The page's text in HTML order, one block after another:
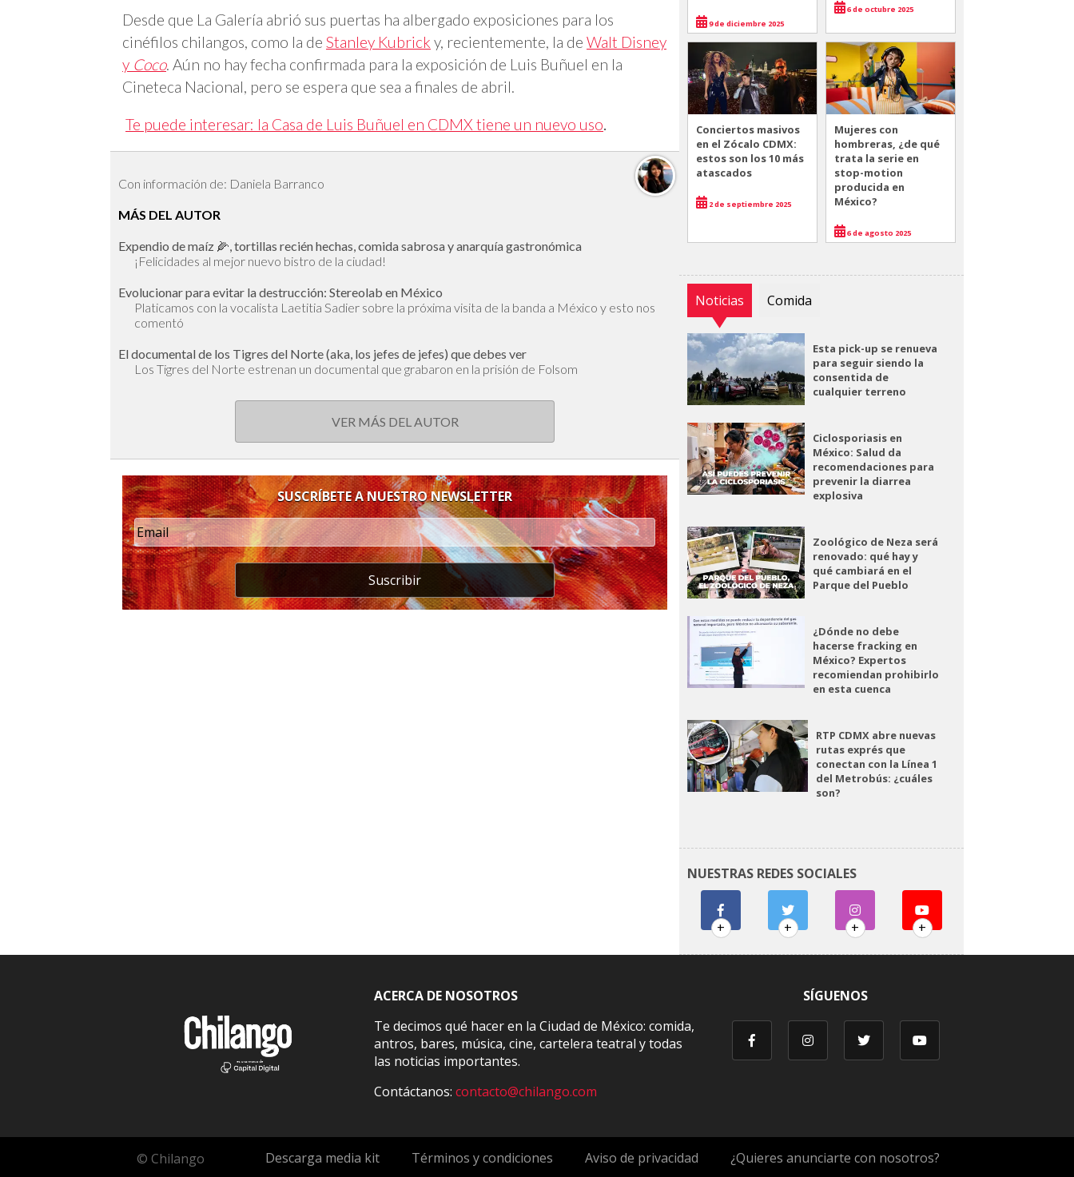
Desde que La Galería abrió sus puertas ha albergado exposiciones para los
cinéfilos chilangos, como la de Stanley Kubrick y, recientemente, la de Walt Disney
y Coco. Aún no hay fecha confirmada para la exposición de Luis Buñuel en la
Cineteca Nacional, pero se espera que sea a finales de abril.
Te puede interesar: la Casa de Luis Buñuel en CDMX tiene un nuevo uso.
Con información de: Daniela Barranco
MÁS DEL AUTOR
Expendio de maíz 🌽, tortillas recién hechas, comida sabrosa y anarquía gastronómica
¡Felicidades al mejor nuevo bistro de la ciudad!
Evolucionar para evitar la destrucción: Stereolab en México
Platicamos con la vocalista Laetitia Sadier sobre la próxima visita de la banda a México y esto nos
comentó
El documental de los Tigres del Norte (aka, los jefes de jefes) que debes ver
Los Tigres del Norte estrenan un documental que grabaron en la prisión de Folsom
VER MÁS DEL AUTOR
SUSCRÍBETE A NUESTRO NEWSLETTER
Suscribir
9 de diciembre 2025
6 de octubre 2025
Conciertos masivos
en el Zócalo CDMX:
estos son los 10 más
atascados
2 de septiembre 2025
Mujeres con
hombreras, ¿de qué
trata la serie en
stop-motion
producida en
México?
6 de agosto 2025
Noticias Comida
Esta pick-up se renueva
para seguir siendo la
consentida de
cualquier terreno
Ciclosporiasis en
México: Salud da
recomendaciones para
prevenir la diarrea
explosiva
Zoológico de Neza será
renovado: qué hay y
qué cambiará en el
Parque del Pueblo
¿Dónde no debe
hacerse fracking en
México? Expertos
recomiendan prohibirlo
en esta cuenca
RTP CDMX abre nuevas
rutas exprés que
conectan con la Línea 1
del Metrobús: ¿cuáles
son?
NUESTRAS REDES SOCIALES
+ + + +
ACERCA DE NOSOTROS
Te decimos qué hacer en la Ciudad de México: comida,
antros, bares, música, cine, cartelera teatral y todas
las noticias importantes.
Contáctanos:contacto@chilango.com
SÍGUENOS
© Chilango Descarga media kit Términos y condiciones Aviso de privacidad ¿Quieres anunciarte con nosotros?